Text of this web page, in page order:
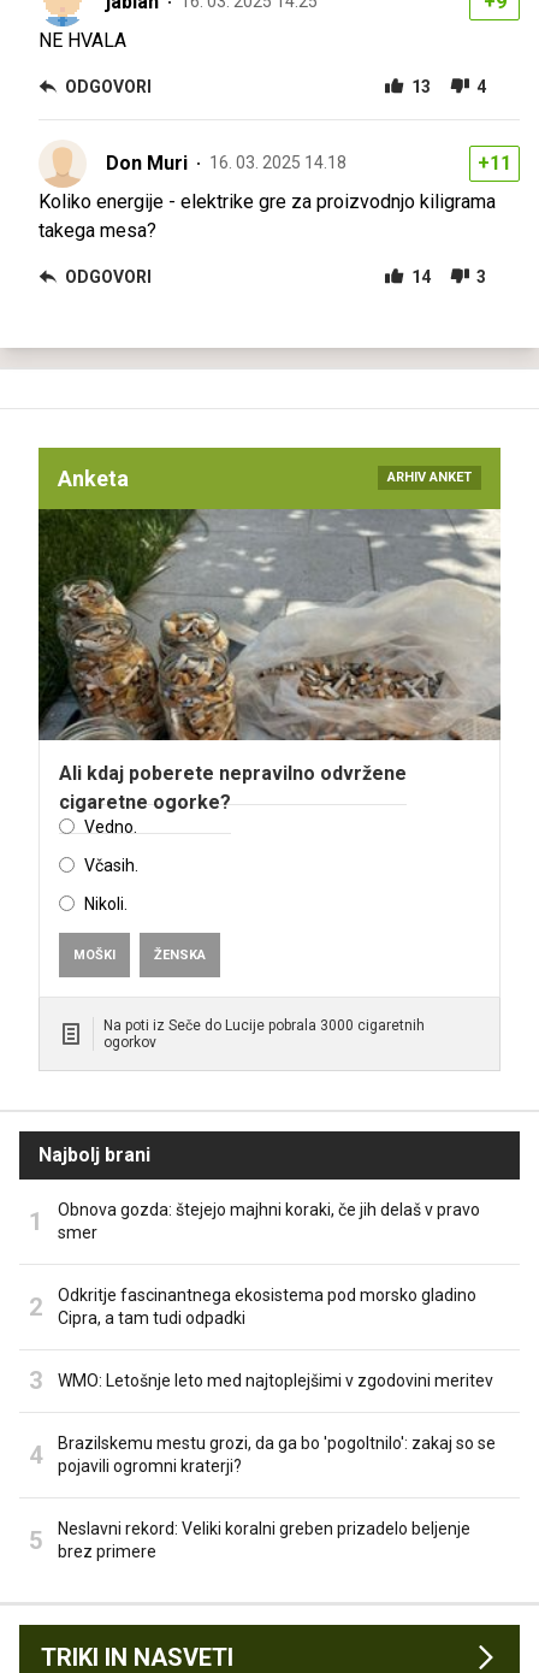
NE HVALA
ODGOVORI 13 4
Don Muri 16. 03. 2025 14.18
+11
Koliko energije - elektrike gre za proizvodnjo kiligrama
takega mesa?
ODGOVORI 14 3
Anketa ARHIV ANKET
Ali kdaj poberete nepravilno odvržene
cigaretne ogorke?
Vedno.
Včasih.
Nikoli.
MOŠKI ŽENSKA
Na poti iz Seče do Lucije pobrala 3000 cigaretnih
ogorkov
Najbolj brani
Obnova gozda: štejejo majhni koraki, če jih delaš v pravo
smer
Odkritje fascinantnega ekosistema pod morsko gladino
Cipra, a tam tudi odpadki
WMO: Letošnje leto med najtoplejšimi v zgodovini meritev
Brazilskemu mestu grozi, da ga bo 'pogoltnilo': zakaj so se
pojavili ogromni kraterji?
Neslavni rekord: Veliki koralni greben prizadelo beljenje
brez primere
TRIKI IN NASVETI